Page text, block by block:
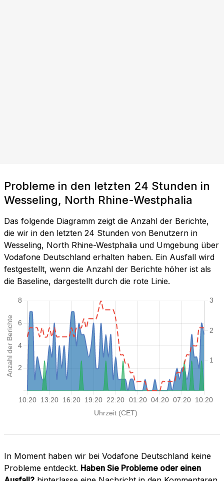
Probleme in den letzten 24 Stunden in
Wesseling, North Rhine-Westphalia
Das folgende Diagramm zeigt die Anzahl der Berichte,
die wir in den letzten 24 Stunden von Benutzern in
Wesseling, North Rhine-Westphalia und Umgebung über
Vodafone Deutschland erhalten haben. Ein Ausfall wird
festgestellt, wenn die Anzahl der Berichte höher ist als
die Baseline, dargestellt durch die rote Linie.
In Moment haben wir bei Vodafone Deutschland keine
Probleme entdeckt. Haben Sie Probleme oder einen